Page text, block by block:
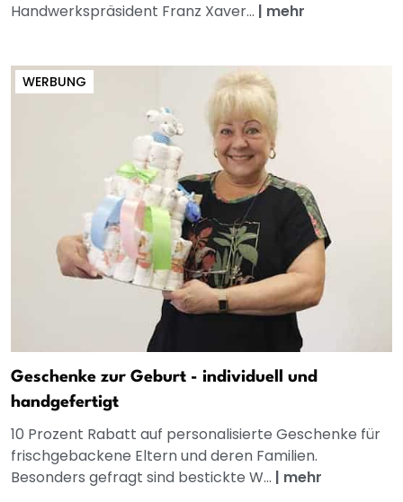
Handwerkspräsident Franz Xaver... | mehr
WERBUNG
Geschenke zur Geburt - individuell und
handgefertigt
10 Prozent Rabatt auf personalisierte Geschenke für
frischgebackene Eltern und deren Familien.
Besonders gefragt sind bestickte W... | mehr